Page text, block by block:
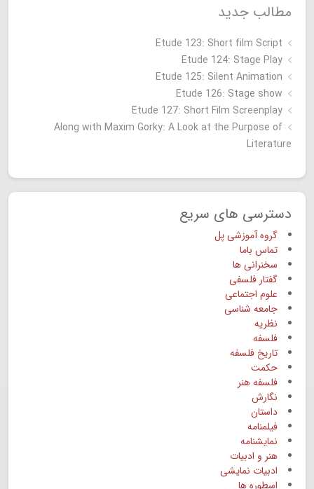
مطالب جدید
Etude 123: Short film Script
Etude 124: Stage Play
Etude 125: Silent Animation
Etude 126: Stage show
Étude 127: Short Film Screenplay
Along with Maxim Gorky: A Look at the Purpose of
Literature
دسترسی های سریع
گروه آموزشی پل
تماس باما
سخنرانی ها
گفتار فلسفی
علوم اجتماعی
جامعه شناسی
نظریه
فلسفه
تاریخ فلسفه
حکمت
فلسفه هنر
نگارش
داستان
فیلمنامه
نمایشنامه
هنر و ادبیات
ادبیات نمایشی
اسطوره ها